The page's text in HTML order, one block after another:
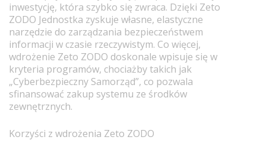
inwestycję, która szybko się zwraca. Dzięki Zeto
ZODO Jednostka zyskuje własne, elastyczne
narzędzie do zarządzania bezpieczeństwem
informacji w czasie rzeczywistym. Co więcej,
wdrożenie Zeto ZODO doskonale wpisuje się w
kryteria programów, chociażby takich jak
„Cyberbezpieczny Samorząd”, co pozwala
sfinansować zakup systemu ze środków
zewnętrznych.
Korzyści z wdrożenia Zeto ZODO